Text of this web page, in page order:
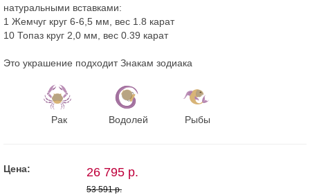
натуральными вставками:
1 Жемчуг круг 6-6,5 мм, вес 1.8 карат
10 Топаз круг 2,0 мм, вес 0.39 карат
Это украшение подходит Знакам зодиака
Рак Водолей Рыбы
Цена: 26 795 р.
53 591 р.